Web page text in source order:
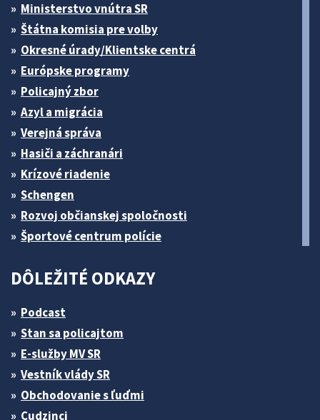
Ministerstvo vnútra SR
Štátna komisia pre volby
Okresné úrady/Klientske centrá
Európske programy
Policajný zbor
Azyl a migrácia
Verejná správa
Hasiči a záchranári
Krízové riadenie
Schengen
Rozvoj občianskej spoločnosti
Športové centrum polície
DÔLEŽITÉ ODKAZY
Podcast
Stan sa policajtom
E-služby MV SR
Vestník vlády SR
Obchodovanie s ľuďmi
Cudzinci